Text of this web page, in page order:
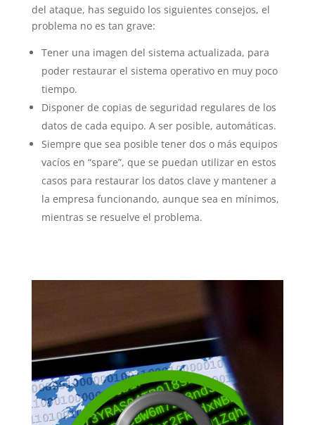
del ataque, has seguido los siguientes consejos, el
problema no es tan grave:
Tener una imagen del sistema actualizada, para
poder restaurar el sistema operativo en muy poco
tiempo.
Disponer de copias de seguridad regulares de los
datos de cada equipo. A ser posible, automáticas.
Siempre que sea posible tener dos o más equipos
vacíos en “spare”, que se puedan utilizar en estos
casos para restaurar los datos clave y mantener a
la empresa funcionando, aunque sea en mínimos,
mientras se resuelve el problema.